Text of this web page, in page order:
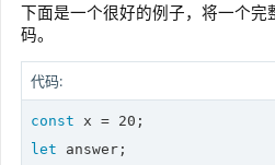
下面是一个很好的例子，将一个
码。
代码:
const x = 20
let